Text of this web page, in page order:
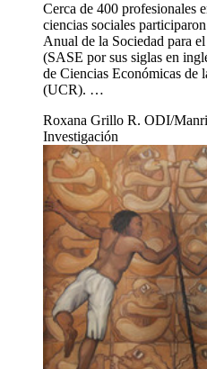
Cerca de 400 profesionales
ciencias sociales
Anual de la Sociedad para
(SASE por sus siglas en
de Ciencias Económicas de
(UCR). …
Roxana Grillo R. ODI/
Investigación